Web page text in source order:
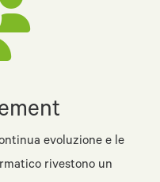
evoluzione e le
rivestono un